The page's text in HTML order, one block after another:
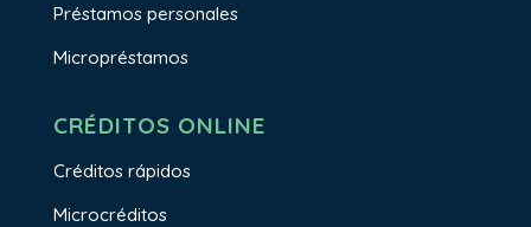
Préstamos personales
Micropréstamos
CRÉDITOS ONLINE
Créditos rápidos
Microcréditos